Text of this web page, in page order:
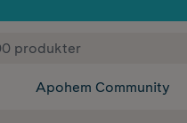
✓ Fri frakt
Apohem Community